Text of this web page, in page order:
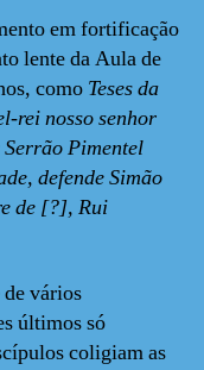
em fortificação
lente da Aula de
como Teses da
rei nosso senhor
Pimentel
defende Simão
de [?], Rui
vários
últimos só
coligiam as